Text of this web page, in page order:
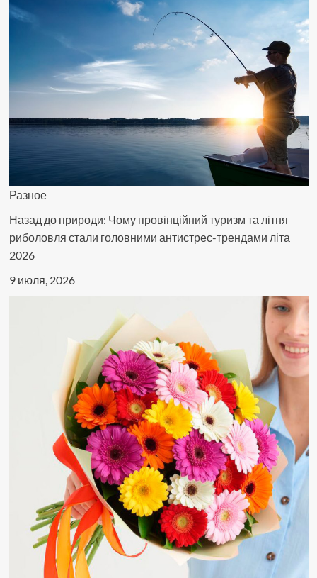
Разное
Назад до природи: Чому провінційний туризм та літня
риболовля стали головними антистрес-трендами літа
2026
9 июля, 2026